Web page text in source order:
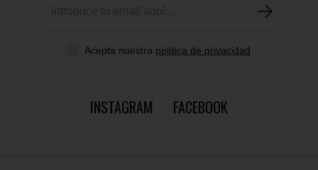
Acepta nuestra política de privacidad
INSTAGRAM FACEBOOK